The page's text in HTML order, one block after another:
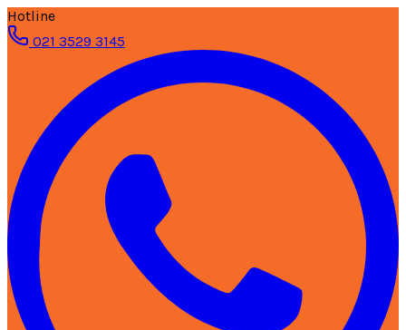
Hotline
021 3529 3145